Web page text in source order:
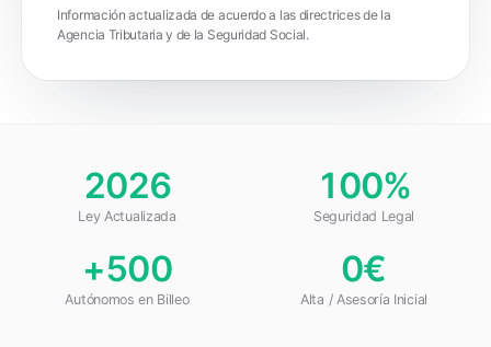
Información actualizada de acuerdo a las directrices de la
Agencia Tributaria y de la Seguridad Social.
2026
Ley Actualizada
100%
Seguridad Legal
+500
Autónomos en Billeo
0€
Alta / Asesoría Inicial